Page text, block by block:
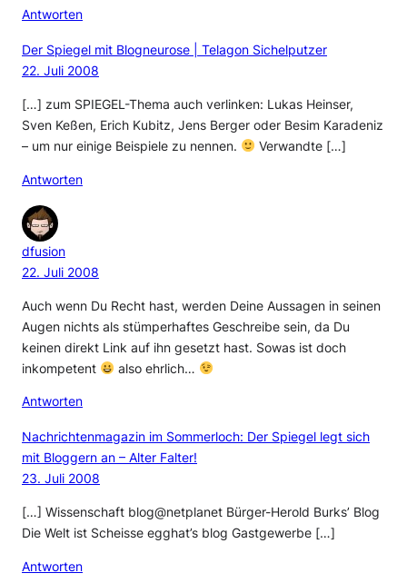
Antworten
Der Spiegel mit Blogneurose | Telagon Sichelputzer
22. Juli 2008
[…] zum SPIEGEL-Thema auch verlinken: Lukas Heinser,
Sven Keßen, Erich Kubitz, Jens Berger oder Besim Karadeniz
– um nur einige Beispiele zu nennen.
Verwandte […]
Antworten
dfusion
22. Juli 2008
Auch wenn Du Recht hast, werden Deine Aussagen in seinen
Augen nichts als stümperhaftes Geschreibe sein, da Du
keinen direkt Link auf ihn gesetzt hast. Sowas ist doch
inkompetent
also ehrlich…
Antworten
Nachrichtenmagazin im Sommerloch: Der Spiegel legt sich
mit Bloggern an – Alter Falter!
23. Juli 2008
[…] Wissenschaft blog@netplanet Bürger-Herold Burks’ Blog
Die Welt ist Scheisse egghat’s blog Gastgewerbe […]
Antworten